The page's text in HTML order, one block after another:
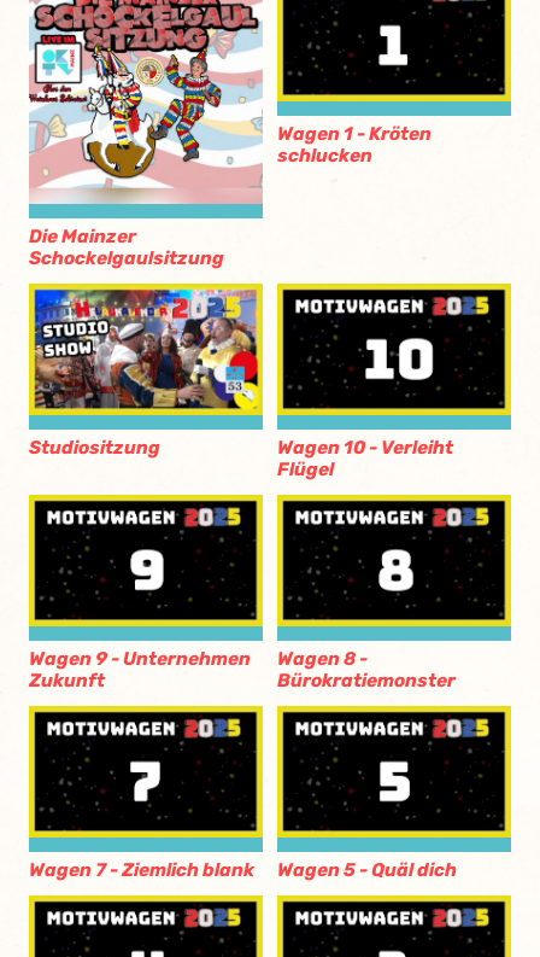
Die Mainzer
Schockelgaulsitzung
Wagen 1 - Kröten
schlucken
Studiositzung
Wagen 10 - Verleiht
Flügel
Wagen 9 - Unternehmen
Zukunft
Wagen 8 -
Bürokratiemonster
Wagen 7 - Ziemlich blank Wagen 5 - Quäl dich